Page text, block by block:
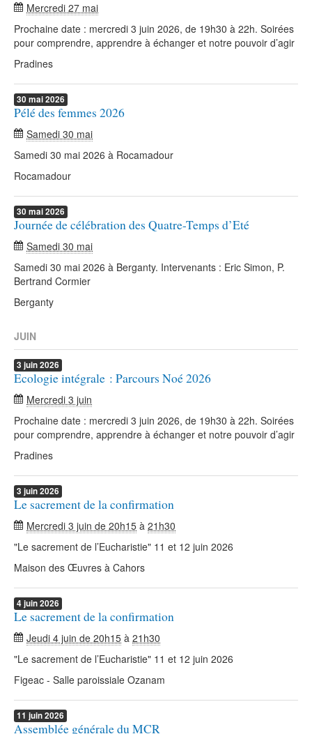
Mercredi 27 mai
Prochaine date : mercredi 3 juin 2026, de 19h30 à 22h. Soirées
pour comprendre, apprendre à échanger et notre pouvoir d’agir
Pradines
30 mai2026
Pélé des femmes 2026
Samedi 30 mai
Samedi 30 mai 2026 à Rocamadour
Rocamadour
30 mai2026
Journée de célébration des Quatre-Temps d’Eté
Samedi 30 mai
Samedi 30 mai 2026 à Berganty. Intervenants : Eric Simon, P.
Bertrand Cormier
Berganty
JUIN
3 juin2026
Ecologie intégrale : Parcours Noé 2026
Mercredi 3 juin
Prochaine date : mercredi 3 juin 2026, de 19h30 à 22h. Soirées
pour comprendre, apprendre à échanger et notre pouvoir d’agir
Pradines
3 juin2026
Le sacrement de la confirmation
Mercredi 3 juin de 20h15 à 21h30
"Le sacrement de l’Eucharistie" 11 et 12 juin 2026
Maison des Œuvres à Cahors
4juin2026
Le sacrement de la confirmation
Jeudi 4 juin de 20h15 à 21h30
"Le sacrement de l’Eucharistie" 11 et 12 juin 2026
Figeac - Salle paroissiale Ozanam
11 juin2026
Assemblée générale du MCR